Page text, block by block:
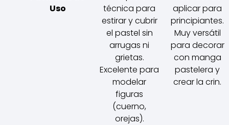
Uso
técnica para
estirar y cubrir
el pastel sin
arrugas ni
grietas.
Excelente para
modelar
figuras
(cuerno,
orejas).
aplicar para
principiantes.
Muy versátil
para decorar
con manga
pastelera y
crear la crin.